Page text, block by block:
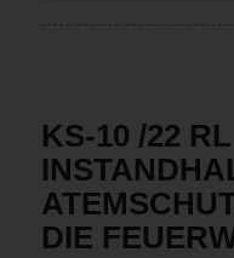
KS-10 /22
DIE